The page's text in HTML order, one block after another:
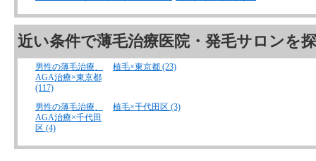
近い条件で薄毛治療医院・発毛サロンを
男性の薄毛治療、
AGA治療×東京都
(117)
植毛×東京都 (23)
男性の薄毛治療、
AGA治療×千代田
区 (4)
植毛×千代田区 (3)